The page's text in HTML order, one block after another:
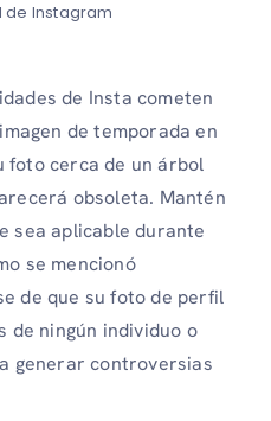
de Instagram
de Insta cometen
de temporada en
foto cerca de un árbol
obsoleta. Mantén
sea aplicable durante
se mencionó
de que su foto de perfil
de ningún individuo o
generar controversias